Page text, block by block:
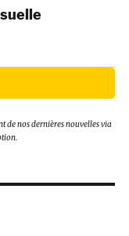
de nos dernières nouvelles via